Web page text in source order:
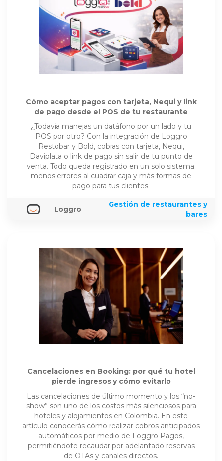
Cómo aceptar pagos con tarjeta, Nequi y link
de pago desde el POS de tu restaurante
¿Todavía manejas un datáfono por un lado y tu
POS por otro? Con la integración de Loggro
Restobar y Bold, cobras con tarjeta, Nequi,
Daviplata o link de pago sin salir de tu punto de
venta. Todo queda registrado en un solo sistema:
menos errores al cuadrar caja y más formas de
pago para tus clientes.
Loggro
Gestión de restaurantes y
bares
Cancelaciones en Booking: por qué tu hotel
pierde ingresos y cómo evitarlo
Las cancelaciones de último momento y los “no-
show” son uno de los costos más silenciosos para
hoteles y alojamientos en Colombia. En este
artículo conocerás cómo realizar cobros anticipados
automáticos por medio de Loggro Pagos,
permitiéndote recaudar por adelantado reservas
de OTAs y canales directos.